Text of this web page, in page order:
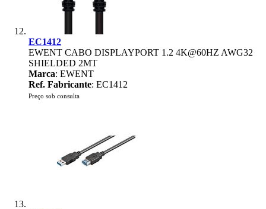
EC1412
EWENT CABO DISPLAYPORT 1.2 4K@60HZ AWG32
SHIELDED 2MT
Marca: EWENT
Ref. Fabricante: EC1412
Preço sob consulta